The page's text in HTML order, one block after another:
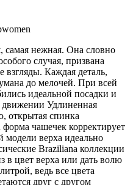
самая нежная. Она словно
случая, призвана
взгляды. Каждая деталь,
до мелочей. При всей
идеальной посадки и
Удлиненная
открытая спинка
чашечек корректирует
верха идеально
Braziliana коллекции
в цвет верха или дать волю
ведь все цвета
друг с другом